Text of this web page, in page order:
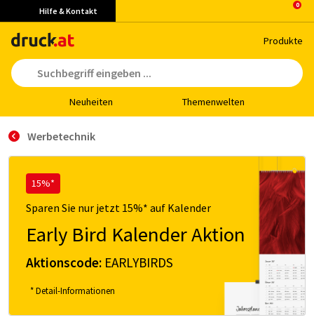
Hilfe & Kontakt
Pro­duk­te
Neu­hei­ten The­men­wel­ten
Werbetechnik
15%*
Sparen Sie nur jetzt 15%* auf Kalender
Early Bird Kalender Aktion
Aktionscode: EARLYBIRDS
* Detail-Informationen